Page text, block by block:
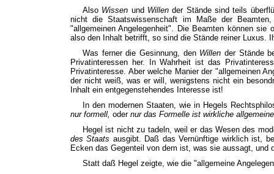
Also Wissen und Willender Stände sind teils
nicht die Staatswissenschaft im Maße der
"allgemeinen Angelegenheit". Die Beamten können
also den Inhalt betrifft, so sind die Stände reiner Luxus.
Was ferner die Gesinnung, den Willen der Stände
Privatinteressen her. In Wahrheit ist das
Privatinteresse. Aber welche Manier der "allgemeinen
der nicht weiß, was er will, wenigstens nicht ein
Inhalt ein entgegenstehendes Interesse ist!
In den modernen Staaten, wie in Hegels
nur formell, oder nur das Formelle ist wirkliche
Hegel ist nicht zu tadeln, weil er das Wesen des
des Staats ausgibt. Daß das Vernünftige wirklich ist,
Ecken das Gegenteil von dem ist, was sie aussagt,
Statt daß Hegel zeigte, wie die "allgemeine